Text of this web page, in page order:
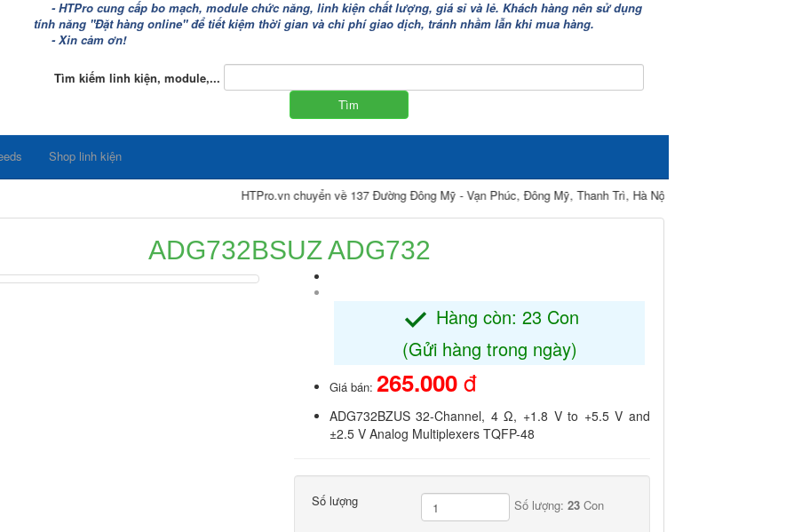
- HTPro cung cấp bo mạch, module chức năng, linh kiện chất lượng, giá sỉ và lẻ. Khách hàng nên sử dụng
tính năng "Đặt hàng online" để tiết kiệm thời gian và chi phí giao dịch, tránh nhầm lẫn khi mua hàng.
- Xin cảm ơn!
Tìm kiếm linh kiện, module,...
Shop linh kiện
HTPro.vn chuyển về 137 Đường Đông Mỹ - Vạn Phúc, Đông Mỹ, Thanh Trì, Hà Nội.
ADG732BSUZ ADG732
Hàng còn: 23 Con
(Gửi hàng trong ngày)
Giá bán: 265.000đ
ADG732BZUS 32-Channel, 4 Ω, +1.8 V to +5.5 V and
±2.5 V Analog Multiplexers TQFP-48
Số lượng Số lượng:23 Con